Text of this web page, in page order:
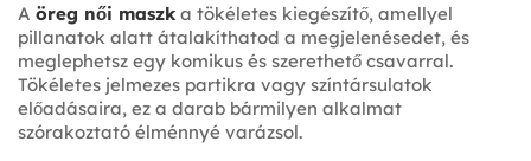
A öreg női maszk a tökéletes kiegészítő, amellyel
pillanatok alatt átalakíthatod a megjelenésedet, és
meglephetsz egy komikus és szerethető csavarral.
Tökéletes jelmezes partikra vagy színtársulatok
előadásaira, ez a darab bármilyen alkalmat
szórakoztató élménnyé varázsol.